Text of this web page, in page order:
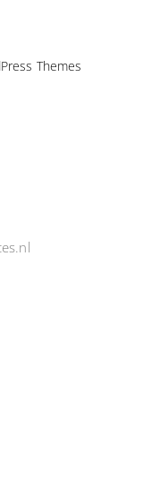
Themes